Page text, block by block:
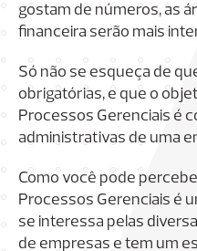
gostam de números, as
financeira serão mais
Só não se esqueça de
obrigatórias, e que o
Processos Gerenciais é
administrativas de uma
Como você pode
Processos Gerenciais é
se interessa pelas
de empresas e tem um